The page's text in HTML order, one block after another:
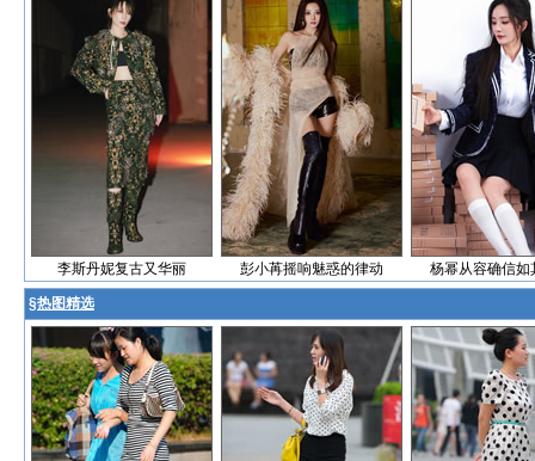
李斯丹妮复古又华丽 彭小苒摇响魅惑的律动 杨幂从容确信如
§热图精选